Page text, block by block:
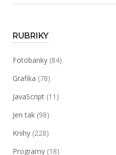
RUBRIKY
Fotobanky (84)
Grafika (78)
JavaScript (11)
Jen tak (98)
Knihy (228)
Programy (18)